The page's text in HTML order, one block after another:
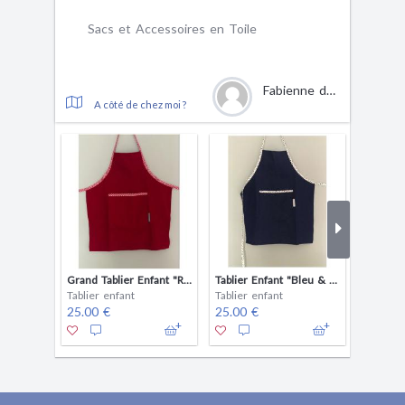
Sacs et Accessoires en Toile
A côté de chez moi ?
Fabienne de Resbecq
Grand Tablier Enfant "Rouge et Vichy"
Tablier enfant
25.00 €
Tablier Enfant "Bleu & Coeurs"
Tablier enfant
25.00 €